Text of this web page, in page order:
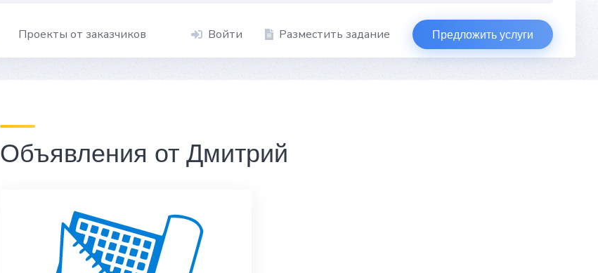
Проекты от заказчиков Войти Разместить задание Предложить услуги
Объявления от Дмитрий